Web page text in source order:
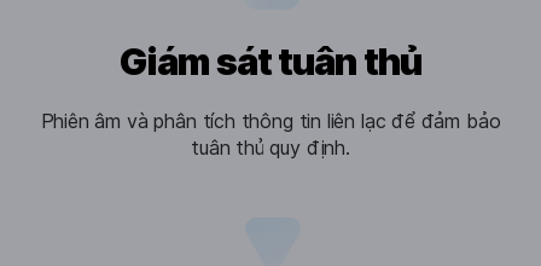
Giám sát tuân thủ
Phiên âm và phân tích thông tin liên lạc để đảm bảo
tuân thủ quy định.